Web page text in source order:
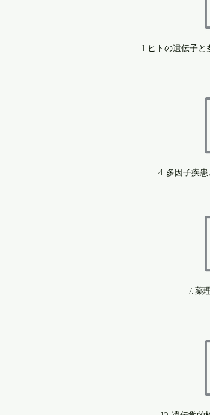
1. ヒトの遺伝子
4. 多因子疾
7. 薬